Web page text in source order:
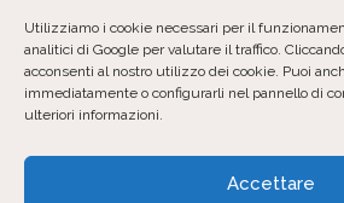
Utilizziamo i cookie necessari per il
analitici di Google per valutare il traffico.
acconsenti al nostro utilizzo dei cookie. Puoi
immediatamente o configurarli nel pannello di
ulteriori informazioni.
Accettare
Interroga ordini